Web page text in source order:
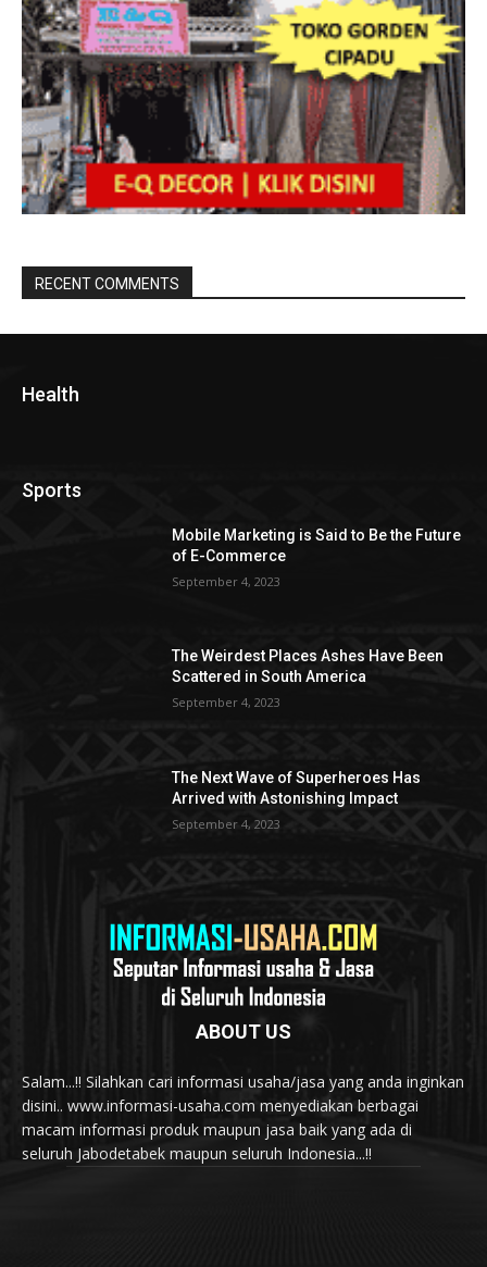
RECENT COMMENTS
Health
Sports
Mobile Marketing is Said to Be the Future
of E-Commerce
September 4, 2023
The Weirdest Places Ashes Have Been
Scattered in South America
September 4, 2023
The Next Wave of Superheroes Has
Arrived with Astonishing Impact
September 4, 2023
ABOUT US
Salam...!! Silahkan cari informasi usaha/jasa yang anda inginkan
disini.. www.informasi-usaha.com menyediakan berbagai
macam informasi produk maupun jasa baik yang ada di
seluruh Jabodetabek maupun seluruh Indonesia...!!